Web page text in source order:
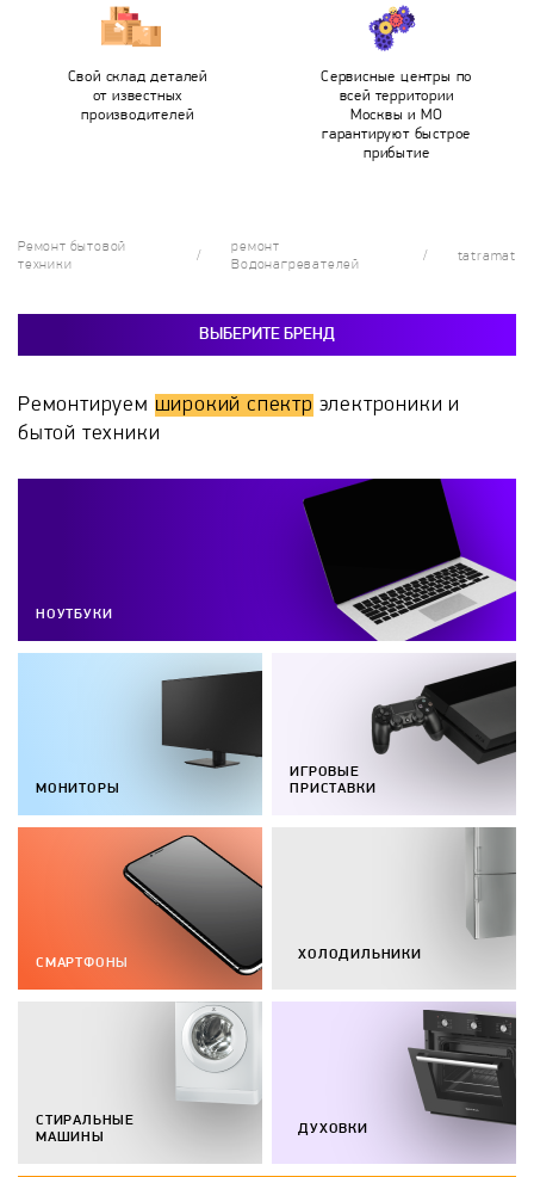
Свой склад деталей
от известных
производителей
Сервисные центры по
всей территории
Москвы и МО
гарантируют быстрое
прибытие
Ремонт бытовой
техники
ремонт
Водонагревателей
tatramat
ВЫБЕРИТЕ БРЕНД
Ремонтируем широкий спектр электроники и
бытой техники
НОУТБУКИ
МОНИТОРЫ
ИГРОВЫЕ
ПРИСТАВКИ
СМАРТФОНЫ
СТИРАЛЬНЫЕ
МАШИНЫ
ХОЛОДИЛЬНИКИ
ДУХОВКИ